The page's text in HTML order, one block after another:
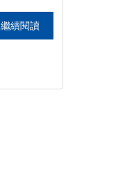
繼續閱讀